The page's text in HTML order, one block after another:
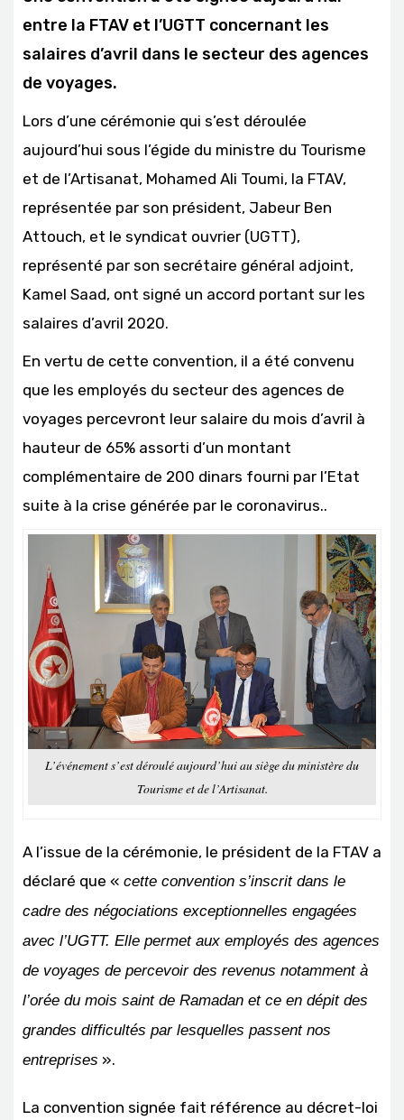
entre la FTAV et l’UGTT concernant les
salaires d’avril dans le secteur des agences
de voyages.
Lors d’une cérémonie qui s’est déroulée
aujourd’hui sous l’égide du ministre du Tourisme
et de l’Artisanat, Mohamed Ali Toumi, la FTAV,
représentée par son président, Jabeur Ben
Attouch, et le syndicat ouvrier (UGTT),
représenté par son secrétaire général adjoint,
Kamel Saad, ont signé un accord portant sur les
salaires d’avril 2020.
En vertu de cette convention, il a été convenu
que les employés du secteur des agences de
voyages percevront leur salaire du mois d’avril à
hauteur de 65% assorti d’un montant
complémentaire de 200 dinars fourni par l’Etat
suite à la crise générée par le coronavirus..
L’événement s’est déroulé aujourd’hui au siège du ministère du
Tourisme et de l’Artisanat.
A l’issue de la cérémonie, le président de la FTAV a
déclaré que « cette convention s’inscrit dans le
cadre des négociations exceptionnelles engagées
avec l’UGTT. Elle permet aux employés des agences
de voyages de percevoir des revenus notamment à
l’orée du mois saint de Ramadan et ce en dépit des
grandes difficultés par lesquelles passent nos
entreprises ».
La convention signée fait référence au décret-loi